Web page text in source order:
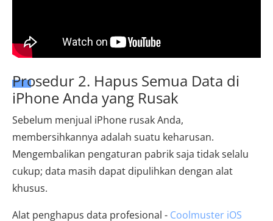
Prosedur 2. Hapus Semua Data di
iPhone Anda yang Rusak
Sebelum menjual iPhone rusak Anda,
membersihkannya adalah suatu keharusan.
Mengembalikan pengaturan pabrik saja tidak selalu
cukup; data masih dapat dipulihkan dengan alat
khusus.
Alat penghapus data profesional - Coolmuster iOS